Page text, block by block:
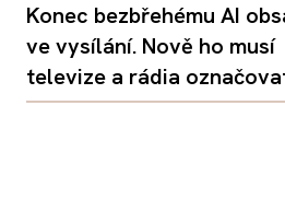
Konec bezbřehému AI
ve vysílání. Nově ho musí
televize a rádia